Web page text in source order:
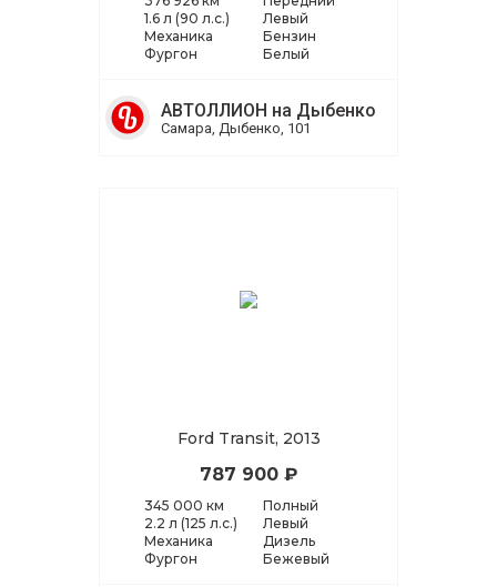
1.6 л (90 л.с.)
Механика
Фургон
Левый
Бензин
Белый
АВТОЛЛИОН на Дыбенко
Самара, Дыбенко, 101
Ford Transit, 2013
787 900 ₽
345 000 км
2.2 л (125 л.с.)
Механика
Фургон
Полный
Левый
Дизель
Бежевый